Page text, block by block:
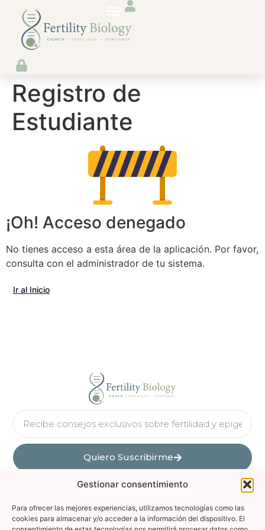
Gestionar consentimiento
Para ofrecer las mejores experiencias, utilizamos tecnologías como las
cookies para almacenar y/o acceder a la información del dispositivo. El
Registro de
Estudiante
¡Oh! Acceso denegado
No tienes acceso a esta área de la aplicación. Por favor,
consulta con el administrador de tu sistema.
Ir al Inicio
Quiero Suscribirme